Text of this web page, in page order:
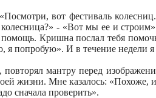
вот фестиваль
- «Вот мы ее и
Кришна послал тебя
я попробую». И в течение недели
мантру перед
жизни. Мне казалось: «Похоже,
сначала проверить».